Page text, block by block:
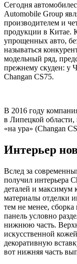
Сегодня
Automobile Group
производителем и
продукции в Китае.
упрощенных авто,
называться
модельный ряд,
прежнему скуден: у
Changan CS75.
В 2016 году
в Липецкой области,
«на ура» (Changan
Интерьер
Вслед за
получил интерьера
деталей и максимум
материалы отделки
тем не менее,
панель условно
нижнюю часть.
искусственной
декоративную
вот нижняя часть